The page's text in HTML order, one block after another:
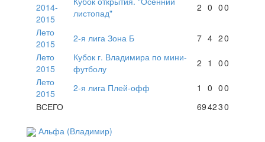
2014-
2015
листопад"
2 0 00
Лето
2015
2-я лига Зона Б 7 4 20
Лето
2015
Кубок г. Владимира по мини-
футболу
2 1 00
Лето
2015
2-я лига Плей-офф 1 0 00
ВСЕГО
694230
Альфа (Владимир)